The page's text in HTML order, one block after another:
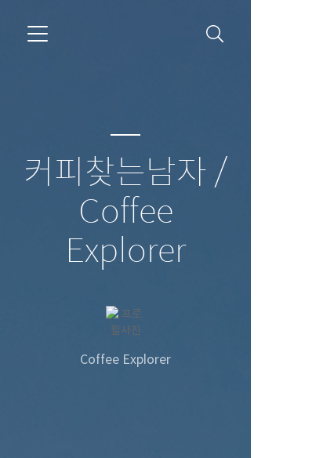
커피찾는남자 /
Coffee
Explorer
Coffee Explorer